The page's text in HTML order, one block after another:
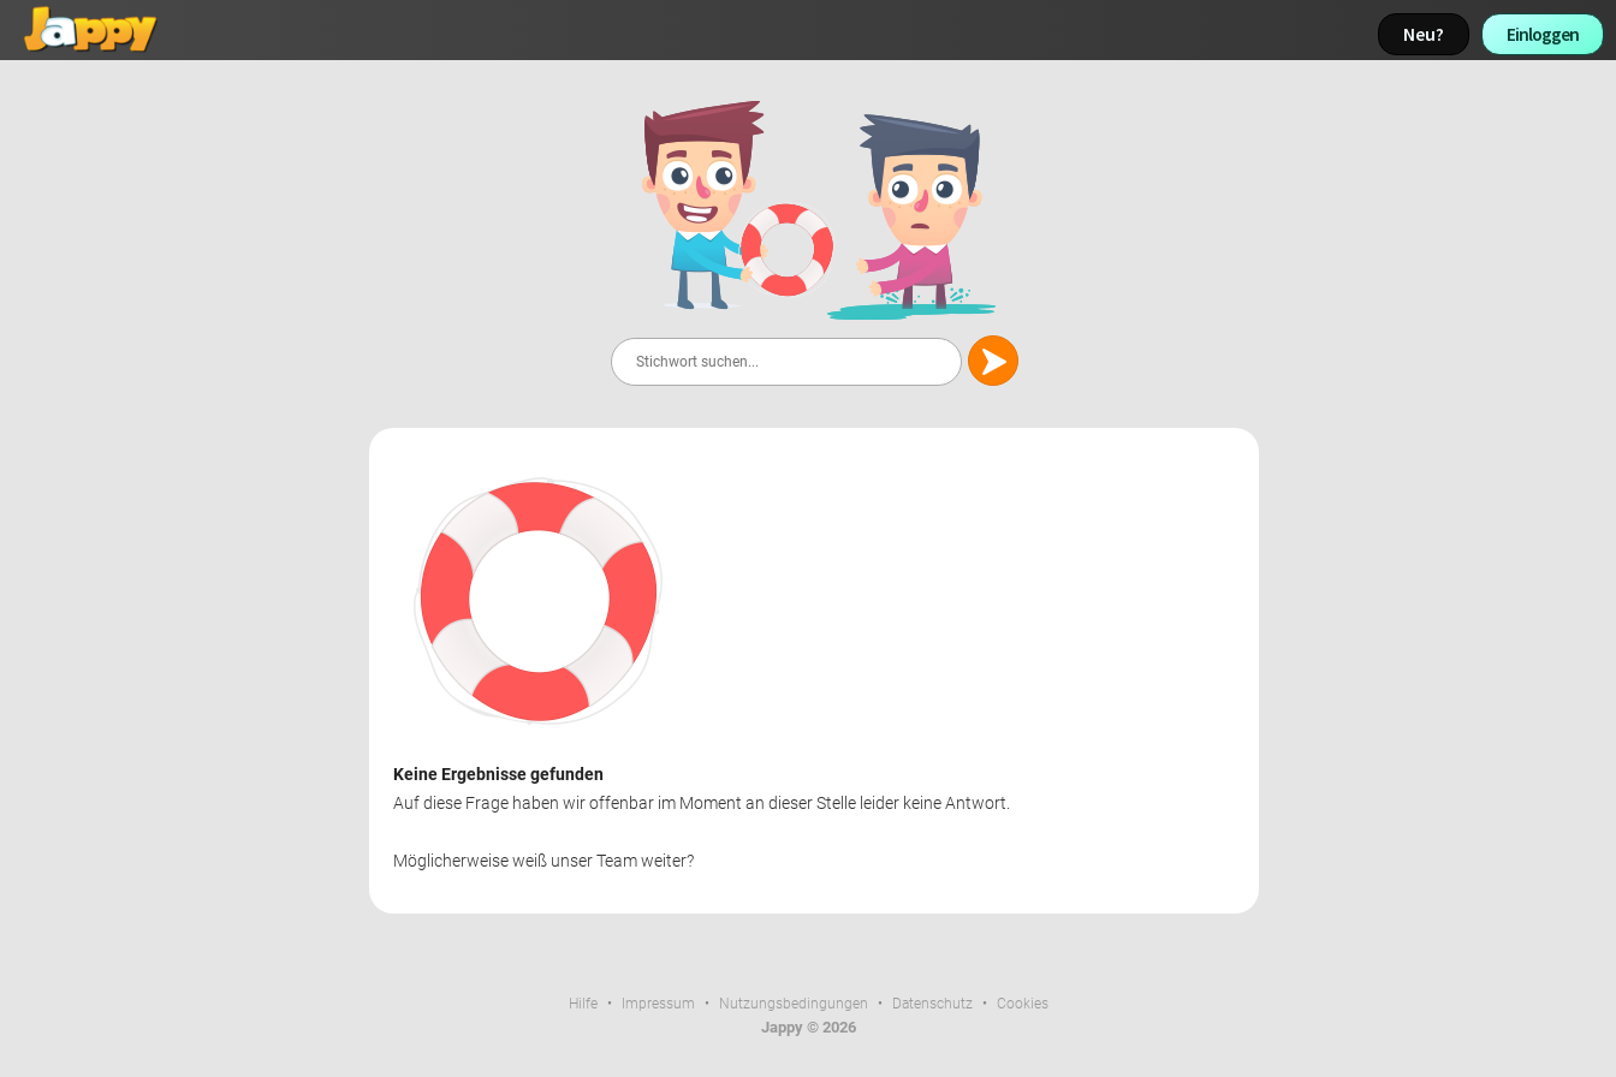
Neu? Einloggen
Keine Ergebnisse gefunden
Auf diese Frage haben wir offenbar im Moment an dieser Stelle leider keine Antwort.
Möglicherweise weiß unser Team weiter?
Hilfe • Impressum • Nutzungsbedingungen • Datenschutz • Cookies
Jappy © 2026